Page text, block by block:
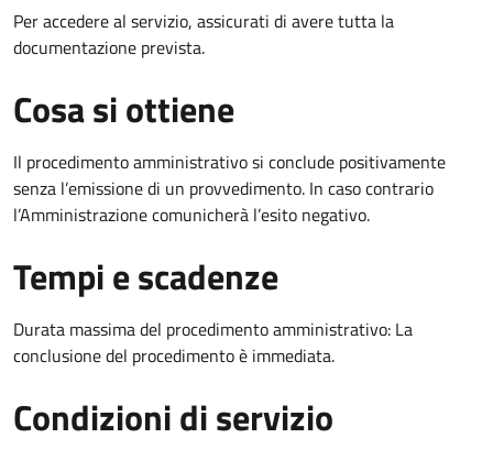
Per accedere al servizio, assicurati di avere tutta la
documentazione prevista.
Cosa si ottiene
Il procedimento amministrativo si conclude positivamente
senza l’emissione di un provvedimento. In caso contrario
l’Amministrazione comunicherà l’esito negativo.
Tempi e scadenze
Durata massima del procedimento amministrativo: La
conclusione del procedimento è immediata.
Condizioni di servizio